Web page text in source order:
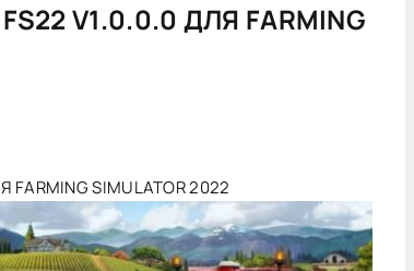
V1.0.0.0 ДЛЯ FARMING
FARMING SIMULATOR 2022